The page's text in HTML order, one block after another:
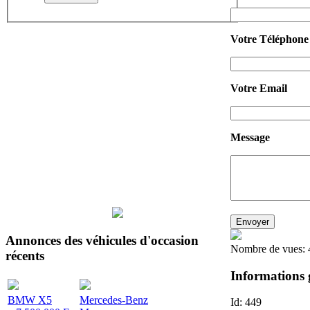
Votre Téléphone
Votre Email
Message
Nombre de vues:
Informations
Id: 449
Annonces des véhicules d'occasion
récents
BMW X5
Mercedes-Benz